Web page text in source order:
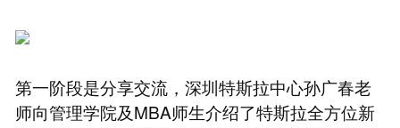
第一阶段是分享交流，深圳特斯拉中心孙广春老
师向管理学院及MBA师生介绍了特斯拉全方位新